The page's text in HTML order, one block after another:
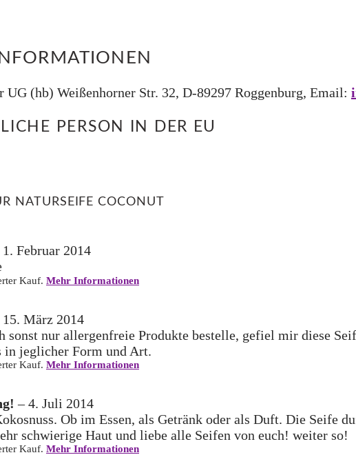
(hb) Weißenhorner Str. 32, D-89297 Roggenburg, Email:
PERSON IN DER EU
NATURSEIFE COCONUT
1. Februar 2014
Kauf. Mehr Informationen
15. März 2014
sonst nur allergenfreie Produkte bestelle, gefiel mir diese
in jeglicher Form und Art.
Kauf. Mehr Informationen
– 4. Juli 2014
Ob im Essen, als Getränk oder als Duft. Die Seife
schwierige Haut und liebe alle Seifen von euch! weiter so!
Kauf. Mehr Informationen